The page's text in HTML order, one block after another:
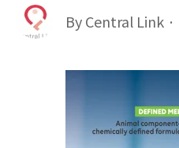
ByCentral Link·